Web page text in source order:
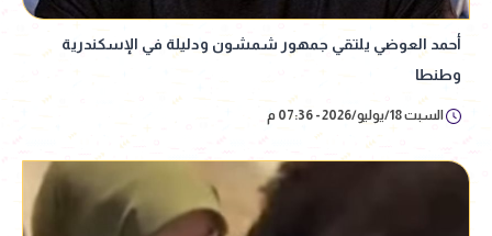
أحمد العوضي يلتقي جمهور شمشون ودليلة في الإسكندرية
وطنطا
السبت 18/يوليو/2026 - 07:36 م